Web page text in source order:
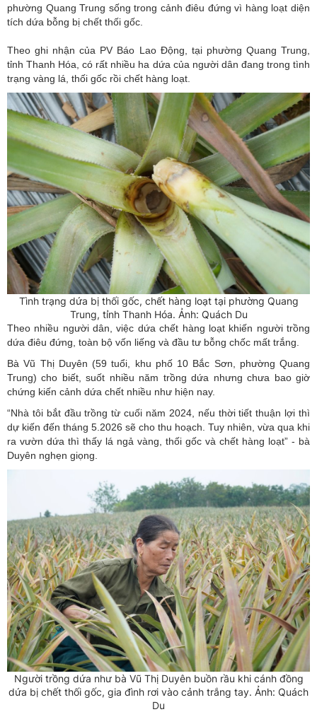
phường Quang Trung sống trong cảnh điêu đứng vì hàng loạt diện
tích dứa bỗng bị chết thối gốc.
Theo ghi nhận của PV Báo Lao Động, tại phường Quang Trung,
tỉnh Thanh Hóa, có rất nhiều ha dứa của người dân đang trong tình
trạng vàng lá, thối gốc rồi chết hàng loạt.
Tình trạng dứa bị thối gốc, chết hàng loạt tại phường Quang
Trung, tỉnh Thanh Hóa. Ảnh: Quách Du
Theo nhiều người dân, việc dứa chết hàng loạt khiến người trồng
dứa điêu đứng, toàn bộ vốn liếng và đầu tư bỗng chốc mất trắng.
Bà Vũ Thị Duyên (59 tuổi, khu phố 10 Bắc Sơn, phường Quang
Trung) cho biết, suốt nhiều năm trồng dứa nhưng chưa bao giờ
chứng kiến cảnh dứa chết nhiều như hiện nay.
“Nhà tôi bắt đầu trồng từ cuối năm 2024, nếu thời tiết thuận lợi thì
dự kiến đến tháng 5.2026 sẽ cho thu hoạch. Tuy nhiên, vừa qua khi
ra vườn dứa thì thấy lá ngả vàng, thối gốc và chết hàng loạt” - bà
Duyên nghẹn giọng.
Người trồng dứa như bà Vũ Thị Duyên buồn rầu khi cánh đồng
dứa bị chết thối gốc, gia đình rơi vào cảnh trắng tay. Ảnh: Quách
Du